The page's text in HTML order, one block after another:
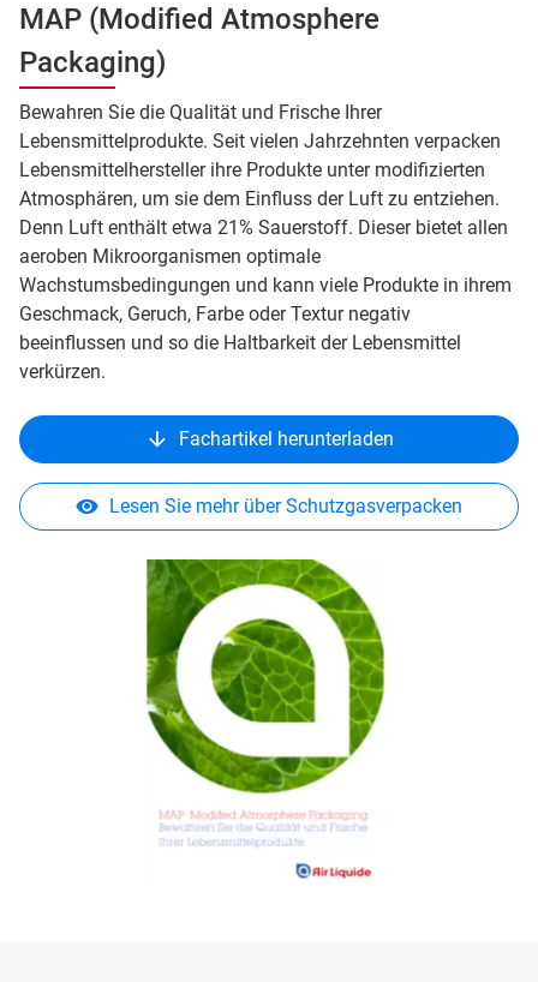
MAP (Modified Atmosphere
Packaging)
Bewahren Sie die Qualität und Frische Ihrer
Lebensmittelprodukte. Seit vielen Jahrzehnten verpacken
Lebensmittelhersteller ihre Produkte unter modifizierten
Atmosphären, um sie dem Einfluss der Luft zu entziehen.
Denn Luft enthält etwa 21% Sauerstoff. Dieser bietet allen
aeroben Mikroorganismen optimale
Wachstumsbedingungen und kann viele Produkte in ihrem
Geschmack, Geruch, Farbe oder Textur negativ
beeinflussen und so die Haltbarkeit der Lebensmittel
verkürzen.
Fachartikel herunterladen
Lesen Sie mehr über Schutzgasverpacken